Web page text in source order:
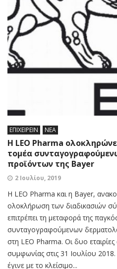
ΕΠΙΧΕΙΡΕΙΝ ΝΕΑ
Η LEO Pharma
τομέα
προϊόντων της Bayer
2 Ιουλίου, 2019
Η LEO Pharma και η Bayer,
ολοκλήρωση των διαδικασιών
επιτρέπει τη μεταφορά της
συνταγογραφούμενων
στη LEO Pharma. Οι δυο
συμφωνίας στις 31 Ιουλίου
έγινε με το κλείσιμο...